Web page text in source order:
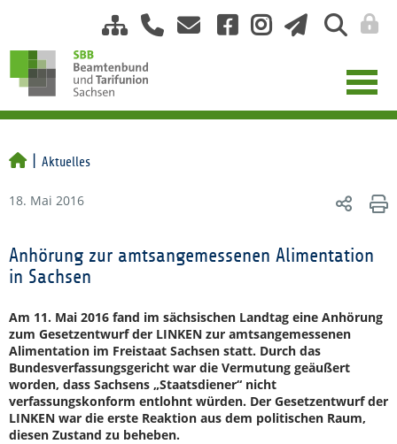
Aktuelles
18. Mai 2016
Anhörung zur amtsangemessenen Alimentation
in Sachsen
Am 11. Mai 2016 fand im sächsischen Landtag eine Anhörung
zum Gesetzentwurf der LINKEN zur amtsangemessenen
Alimentation im Freistaat Sachsen statt. Durch das
Bundesverfassungsgericht war die Vermutung geäußert
worden, dass Sachsens „Staatsdiener“ nicht
verfassungskonform entlohnt würden. Der Gesetzentwurf der
LINKEN war die erste Reaktion aus dem politischen Raum,
diesen Zustand zu beheben.